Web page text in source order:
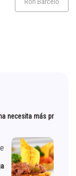
necesita más pr